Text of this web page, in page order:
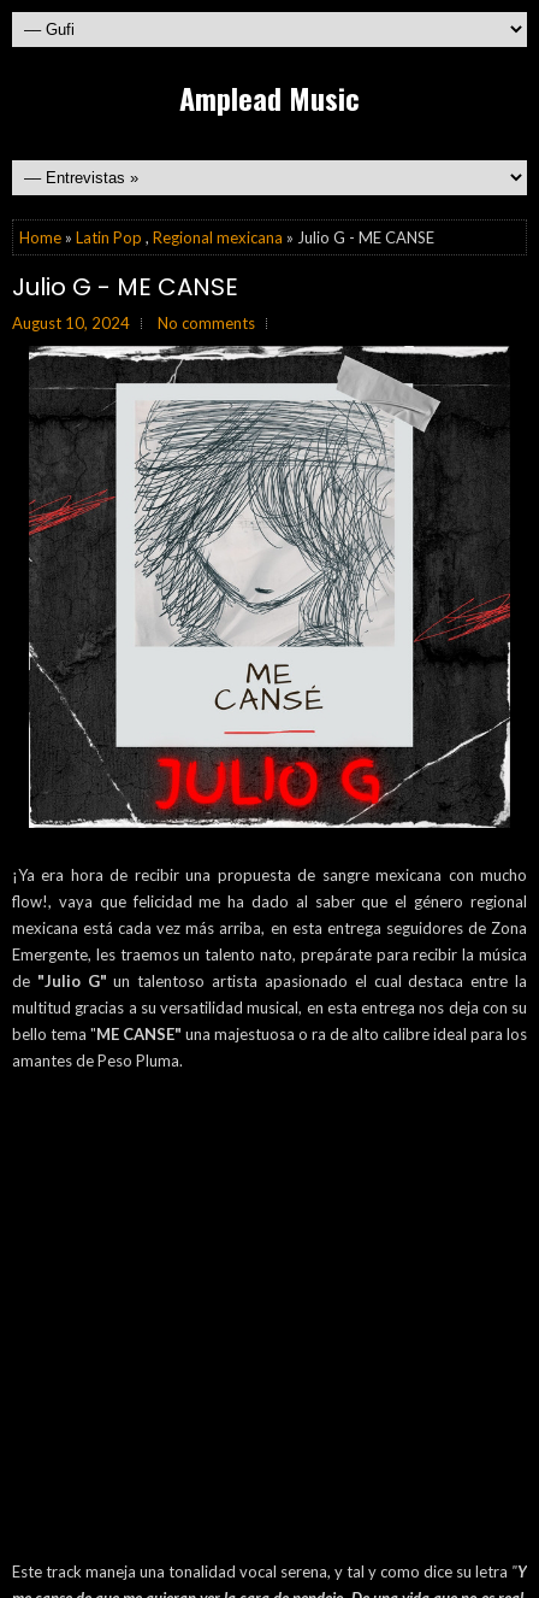
Amplead Music
Home » Latin Pop , Regional mexicana » Julio G - ME CANSE
Julio G - ME CANSE
August 10, 2024 No comments
¡Ya era hora de recibir una propuesta de sangre mexicana con mucho
flow!, vaya que felicidad me ha dado al saber que el género regional
mexicana está cada vez más arriba, en esta entrega seguidores de Zona
Emergente, les traemos un talento nato, prepárate para recibir la música
de "Julio G" un talentoso artista apasionado el cual destaca entre la
multitud gracias a su versatilidad musical, en esta entrega nos deja con su
bello tema "ME CANSE" una majestuosa o ra de alto calibre ideal para los
amantes de Peso Pluma.
Este track maneja una tonalidad vocal serena, y tal y como dice su letra "Y